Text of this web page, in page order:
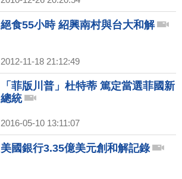
絕食55小時 紹興南村與台大和解
2012-11-18 21:12:49
「菲版川普」杜特蒂 篤定當選菲國新
總統
2016-05-10 13:11:07
美國銀行3.35億美元創和解記錄